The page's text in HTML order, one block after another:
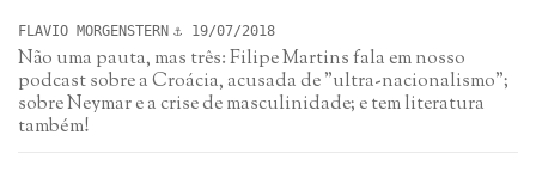
FLAVIO MORGENSTERN 19/07/2018
Não uma pauta, mas três: Filipe Martins fala em nosso
podcast sobre a Croácia, acusada de "ultra-nacionalismo";
sobre Neymar e a crise de masculinidade; e tem literatura
também!